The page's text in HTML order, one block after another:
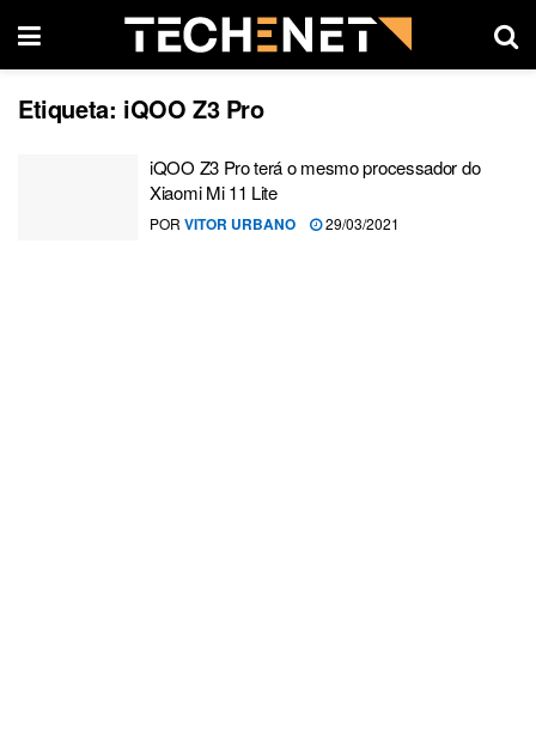
Etiqueta: iQOO Z3 Pro
iQOO Z3 Pro terá o mesmo processador do
Xiaomi Mi 11 Lite
POR VITOR URBANO 29/03/2021